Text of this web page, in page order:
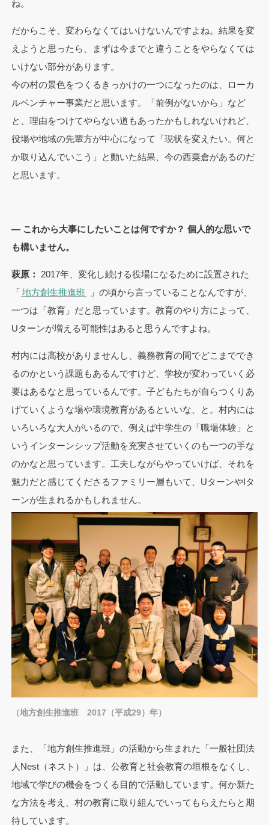
ね。
だからこそ、変わらなくてはいけないんですよね。結果を変
えようと思ったら、まずは今までと違うことをやらなくては
いけない部分があります。
今の村の景色をつくるきっかけの一つになったのは、ローカ
ルベンチャー事業だと思います。「前例がないから」など
と、理由をつけてやらない道もあったかもしれないけれど、
役場や地域の先輩方が中心になって「現状を変えたい。何と
か取り込んでいこう」と動いた結果、今の西粟倉があるのだ
と思います。
— これから大事にしたいことは何ですか？ 個人的な思いで
も構いません。
萩原： 2017年、変化し続ける役場になるために設置された
「 地方創生推進班
」の頃から言っていることなんですが、
一つは「教育」だと思っています。教育のやり方によって、
Uターンが増える可能性はあると思うんですよね。
村内には高校がありませんし、義務教育の間でどこまででき
るのかという課題もあるんですけど、学校が変わっていく必
要はあるなと思っているんです。子どもたちが自らつくりあ
げていくような場や環境教育があるといいな、と。村内には
いろいろな大人がいるので、例えば中学生の「職場体験」と
いうインターンシップ活動を充実させていくのも一つの手な
のかなと思っています。工夫しながらやっていけば、それを
魅力だと感じてくださるファミリー層もいて、UターンやIタ
ーンが生まれるかもしれません。
（地方創生推進班 2017（平成29）年）
また、「地方創生推進班」の活動から生まれた「一般社団法
人Nest（ネスト）」は、公教育と社会教育の垣根をなくし、
地域で学びの機会をつくる目的で活動しています。何か新た
な方法を考え、村の教育に取り組んでいってもらえたらと期
待しています。